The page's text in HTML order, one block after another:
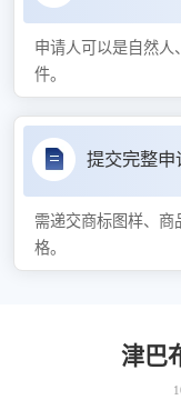
申请人可以是自然
件。
提交完整申
需递交商标图样、
格。
津巴